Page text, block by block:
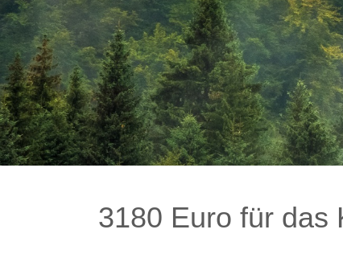
3180 Euro für das